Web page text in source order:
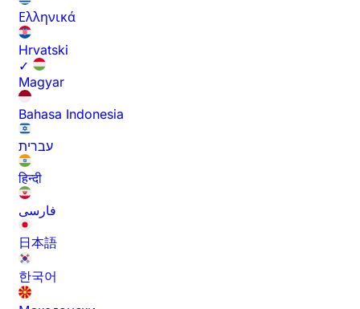
Ελληνικά
Hrvatski
✓
Magyar
Bahasa Indonesia
עברית
हिन्दी
فارسی
日本語
한국어